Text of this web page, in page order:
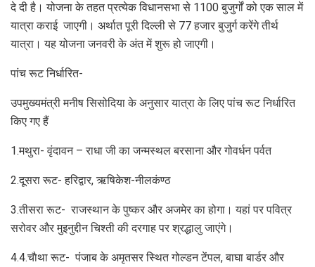
दे दी है। योजना के तहत प्रत्येक विधानसभा से 1100 बुजुर्गों को एक साल में
यात्रा कराई जाएगी। अर्थात पूरी दिल्ली से 77 हजार बुजुर्ग करेंगे तीर्थ
यात्रा। यह योजना जनवरी के अंत में शुरू हो जाएगी।
पांच रूट निर्धारित-
उपमुख्यमंत्री मनीष सिसोदिया के अनुसार यात्रा के लिए पांच रूट निर्धारित
किए गए हैं
1.मथुरा- वृंदावन – राधा जी का जन्मस्थल बरसाना और गोवर्धन पर्वत
2.दूसरा रूट- हरिद्वार, ऋषिकेश-नीलकंण्ठ
3.तीसरा रूट- राजस्थान के पुष्कर और अजमेर का होगा। यहां पर पवित्र
सरोवर और मुइनुद्दीन चिश्ती की दरगाह पर श्रद्धालु जाएंगे।
4.4.चाैथा रूट- पंजाब के अमृतसर स्थित गोल्डन टेंपल, बाघा बार्डर और